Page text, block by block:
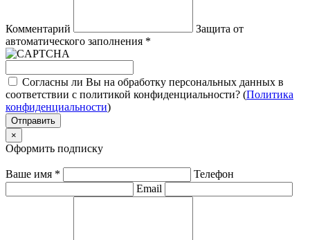
Комментарий
Защита от
автоматического заполнения *
Согласны ли Вы на обработку персональных данных в
соответствии с политикой конфиденциальности? (Политика
конфиденциальности)
Отправить
×
Оформить подписку
Ваше имя *
Телефон
Email